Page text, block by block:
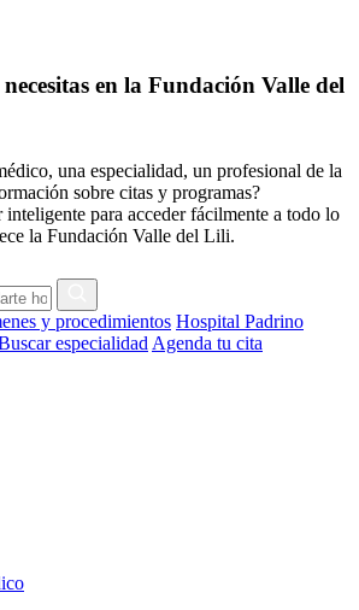
en la Fundación Valle del
una especialidad, un profesional de la
sobre citas y programas?
inteligente para acceder fácilmente a todo lo
la Fundación Valle del Lili.
y procedimientos Hospital Padrino
especialidad Agenda tu cita